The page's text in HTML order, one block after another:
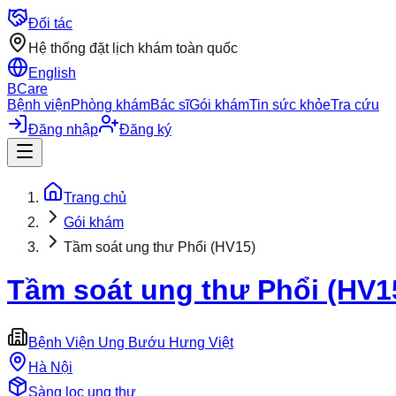
Đối tác
Hệ thống đặt lịch khám toàn quốc
English
BCare
Bệnh việnPhòng khámBác sĩGói khámTin sức khỏeTra cứu
Đăng nhập
Đăng ký
Trang chủ
Gói khám
Tầm soát ung thư Phổi (HV15)
Tầm soát ung thư Phổi
Bệnh Viện Ung Bướu Hưng Việt
Hà Nội
Sàng lọc ung thư